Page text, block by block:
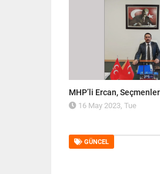
MHP’li Ercan,
16 May 2023, Tue
GÜNCEL